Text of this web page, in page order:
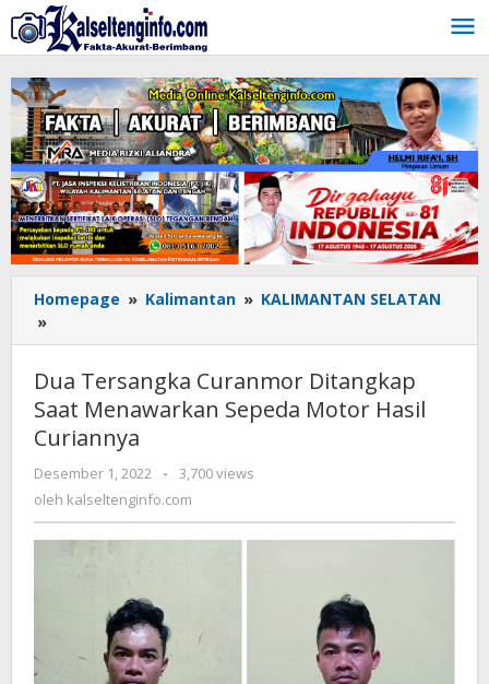
Lewati
ke
konten
Homepage » Kalimantan » KALIMANTAN SELATAN
»
Tersangka
Ditangkap
Saat
Menawarkan
Motor
Hasil
Curiannya
Dua Tersangka Curanmor Ditangkap
Saat Menawarkan Sepeda Motor Hasil
Curiannya
Desember 1, 2022
oleh
kalseltenginfo.com
-
3,700 views
oleh kalseltenginfo.com